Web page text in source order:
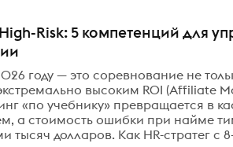
Risk: 5 компетенций для
году — это соревнование не
высоким ROI (Affiliate
«по учебнику» превращается в
а стоимость ошибки при найме
тысяч долларов. Как HR-стратег с